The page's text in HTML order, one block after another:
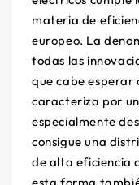
materia de
europeo. La
todas las
que cabe esperar
caracteriza por
especialmente
consigue una
de alta eficiencia
esta forma